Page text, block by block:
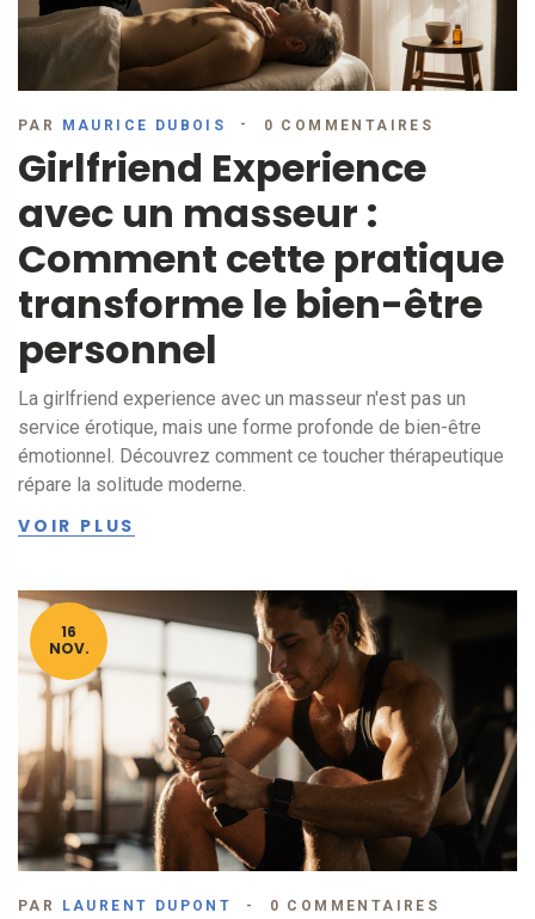
PAR MAURICE DUBOIS 0 COMMENTAIRES
Girlfriend Experience
avec un masseur :
Comment cette pratique
transforme le bien-être
personnel
La girlfriend experience avec un masseur n'est pas un
service érotique, mais une forme profonde de bien-être
émotionnel. Découvrez comment ce toucher thérapeutique
répare la solitude moderne.
VOIR PLUS
16
NOV.
PAR LAURENT DUPONT 0 COMMENTAIRES